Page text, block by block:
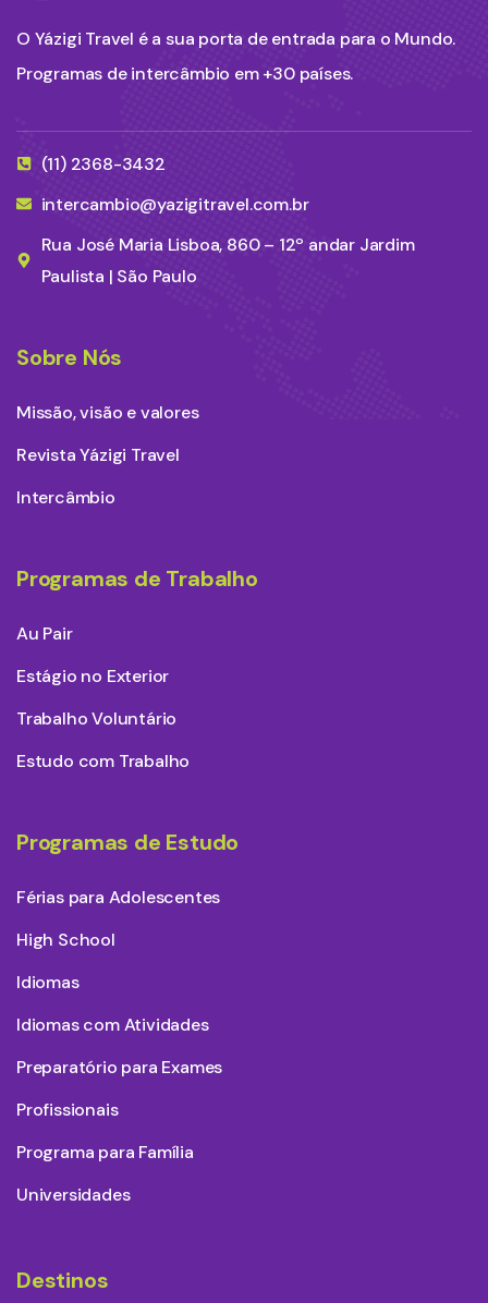
O Yázigi Travel é a sua porta de entrada para o Mundo.
Programas de intercâmbio em +30 países.
(11) 2368-3432
intercambio@yazigitravel.com.br
Rua José Maria Lisboa, 860 – 12º andar Jardim
Paulista | São Paulo
Sobre Nós
Missão, visão e valores
Revista Yázigi Travel
Intercâmbio
Programas de Trabalho
Au Pair
Estágio no Exterior
Trabalho Voluntário
Estudo com Trabalho
Programas de Estudo
Férias para Adolescentes
High School
Idiomas
Idiomas com Atividades
Preparatório para Exames
Profissionais
Programa para Família
Universidades
Destinos